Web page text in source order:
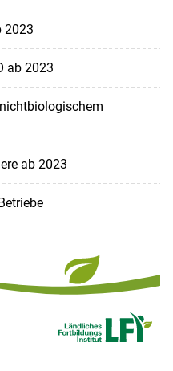
2023
ab 2023
ab 2023